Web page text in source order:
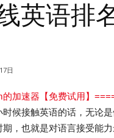
英语排
日
加速器【免费试用】
接触英语的话，无论是
，也就是对语言接受能